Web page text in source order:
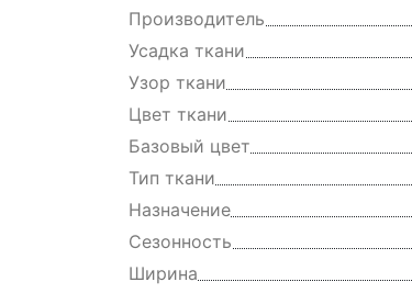
Производитель
Усадка ткани
Узор ткани
Цвет ткани
Базовый цвет
Тип ткани
Назначение
Сезонность
Ширина